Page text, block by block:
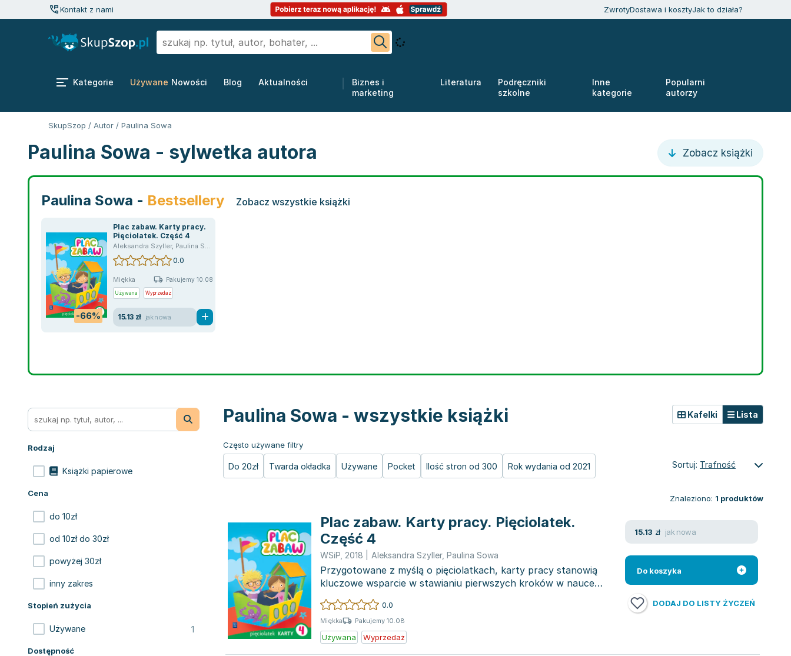
Kontakt z nami ZwrotyDostawa i kosztyJak to działa?
Kategorie Używane Nowości Blog Aktualności
Biznes i
marketing
Literatura
Podręczniki
szkolne
Inne
kategorie
Popularni
autorzy
SkupSzop / Autor / Paulina Sowa
Paulina Sowa - sylwetka autora Zobacz książki
Paulina Sowa - Bestsellery Zobacz wszystkie książki
-66%
Plac zabaw. Karty pracy.
Pięciolatek. Część 4
Aleksandra Szyller, Paulina Sowa
0.0
Miękka Pakujemy 10.08
Używana Wyprzedaż
15.13 zł jak nowa
Rodzaj
Książki papierowe
Cena
do 10zł
od 10zł do 30zł
powyżej 30zł
inny zakres
Stopień zużycia
Używane 1
Dostępność
Paulina Sowa - wszystkie książki
Często używane filtry
Do 20zł Twarda okładka Używane Pocket Ilość stron od 300 Rok wydania od 2021
Kafelki Lista
Sortuj: Trafność
Znaleziono: 1 produktów
Plac zabaw. Karty pracy. Pięciolatek.
Część 4
WSiP 2018 Aleksandra Szyller, Paulina Sowa
Przygotowane z myślą o pięciolatkach, karty pracy stanowią
kluczowe wsparcie w stawianiu pierwszych kroków w nauce
czytania, pisan...
0.0
Miękka Pakujemy 10.08
Używana Wyprzedaż
15.13 zł jak nowa
Do koszyka
DODAJ DO LISTY ŻYCZEŃ